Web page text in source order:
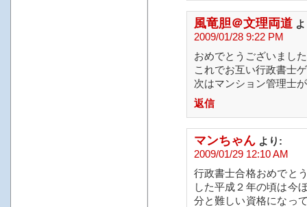
風竜胆＠文理両道
2009/01/28 9:22 PM
おめでとうございまし
これでお互い行政書士
次はマンション管理士
返信
マンちゃん より:
2009/01/29 12:10 AM
行政書士合格おめでと
した平成２年の頃は今
分と難しい資格になっ